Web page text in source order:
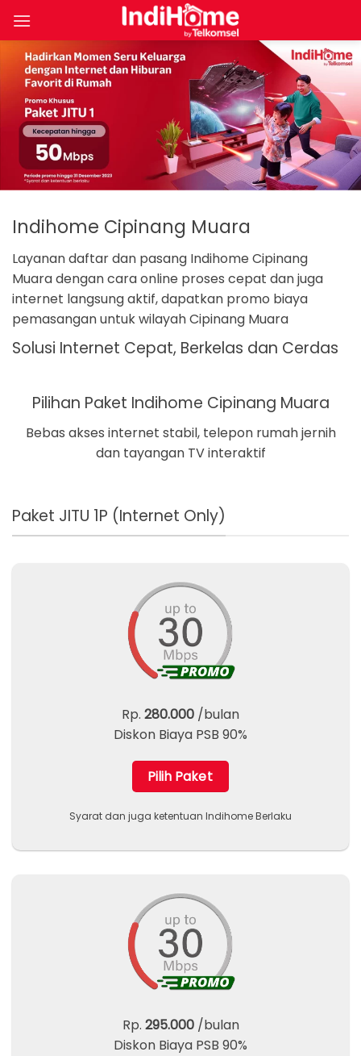
content
Indihome Cipinang Muara
Layanan daftar dan pasang Indihome Cipinang
Muara dengan cara online proses cepat dan juga
internet langsung aktif, dapatkan promo biaya
pemasangan untuk wilayah Cipinang Muara
Solusi Internet Cepat, Berkelas dan Cerdas
Pilihan Paket Indihome Cipinang Muara
Bebas akses internet stabil, telepon rumah jernih
dan tayangan TV interaktif
Paket JITU 1P (Internet Only)
Rp. 280.000 /bulan
Diskon Biaya PSB 90%
Pilih Paket
Syarat dan juga ketentuan Indihome Berlaku
Rp. 295.000/bulan
Diskon Biaya PSB 90%